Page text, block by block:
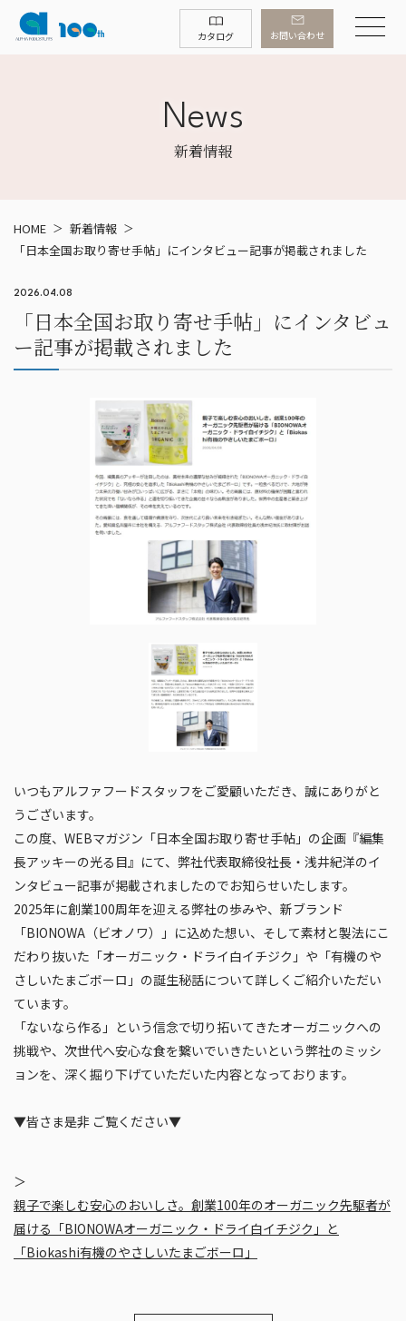
カタログ お問い合わせ
News
新着情報
HOME
新着情報
「日本全国お取り寄せ手帖」にインタビュー記事が掲載されました
2026.04.08
「日本全国お取り寄せ手帖」にインタビュ
ー記事が掲載されました
いつもアルファフードスタッフをご愛顧いただき、誠にありがと
うございます。
この度、WEBマガジン「日本全国お取り寄せ手帖」の企画『編集
長アッキーの光る目』にて、弊社代表取締役社長・浅井紀洋のイ
ンタビュー記事が掲載されましたのでお知らせいたします。
2025年に創業100周年を迎える弊社の歩みや、新ブランド
「BIONOWA（ビオノワ）」に込めた想い、そして素材と製法にこ
だわり抜いた「オーガニック・ドライ白イチジク」や「有機のや
さしいたまごボーロ」の誕生秘話について詳しくご紹介いただい
ています。
「ないなら作る」という信念で切り拓いてきたオーガニックへの
挑戦や、次世代へ安心な食を繋いでいきたいという弊社のミッシ
ョンを、深く掘り下げていただいた内容となっております。
▼皆さま是非 ご覧ください▼
親子で楽しむ安心のおいしさ。創業100年のオーガニック先駆者が
届ける「BIONOWAオーガニック・ドライ白イチジク」と
「Biokashi有機のやさしいたまごボーロ」